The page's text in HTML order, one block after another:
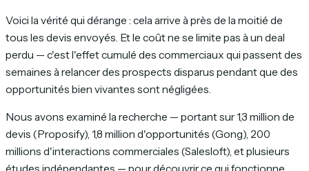
Voici la vérité qui dérange : cela arrive à près de la moitié de
tous les devis envoyés. Et le coût ne se limite pas à un deal
perdu — c'est l'effet cumulé des commerciaux qui passent des
semaines à relancer des prospects disparus pendant que des
opportunités bien vivantes sont négligées.
Nous avons examiné la recherche — portant sur 1,3 million de
devis (Proposify), 1,8 million d'opportunités (Gong), 200
millions d'interactions commerciales (Salesloft), et plusieurs